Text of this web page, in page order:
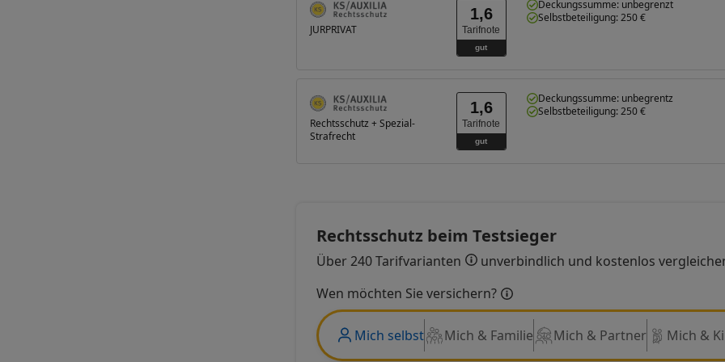
JURPRIVAT
1,6
Tarifnote
gut
Deckungssumme: unbegrenzt
Selbstbeteiligung: 250 €
Rechtsschutz + Spezial-
Strafrecht
1,6
Tarifnote
gut
Deckungssumme: unbegrentz
Selbstbeteiligung: 250 €
Rechtsschutz beim Testsieger
Über 240 Tarifvarianten
unverbindlich und kostenlos
Wen möchten Sie versichern?
Mich selbst Mich & Familie Mich & Partner Mich &